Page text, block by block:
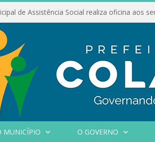
MUNICÍPIO O GOVERNO